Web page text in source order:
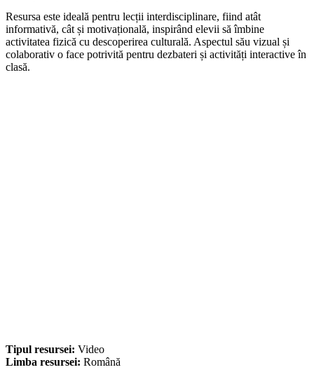
Resursa este ideală pentru lecții interdisciplinare, fiind atât
informativă, cât și motivațională, inspirând elevii să îmbine
activitatea fizică cu descoperirea culturală. Aspectul său vizual și
colaborativ o face potrivită pentru dezbateri și activități interactive în
clasă.
Tipul resursei: Video
Limba resursei: Română